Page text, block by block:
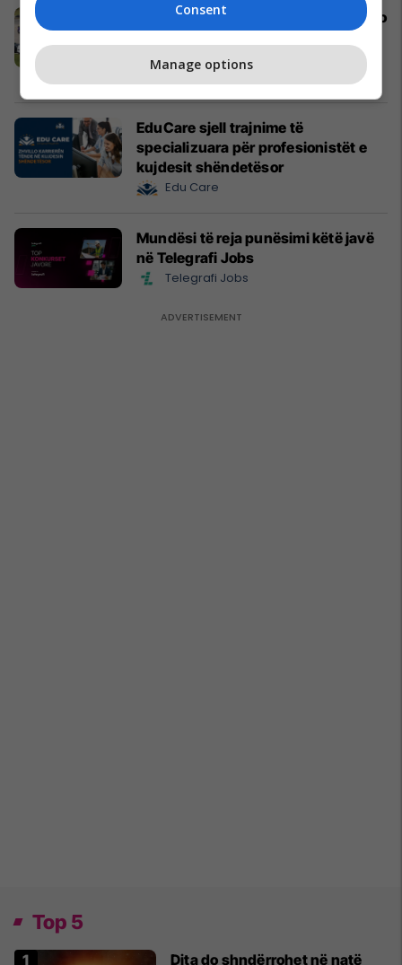
SCAN Ride and Delivery zgjedh Auto
Mita dhe Dacia Duster Hybrid për
projektin më të ri të taksive në
PrishtinëAuto Mita
EduCare sjell trajnime të
specializuara për profesionistët e
kujdesit shëndetësor
Edu Care
Mundësi të reja punësimi këtë javë
në Telegrafi Jobs
Telegrafi Jobs
Top 5
Dita do shndërrohet në natë
Consent
Manage options